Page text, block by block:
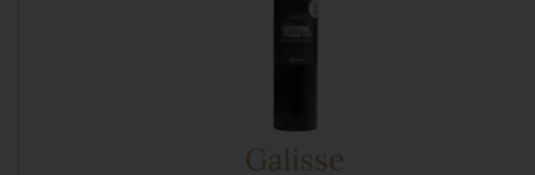
Galisse